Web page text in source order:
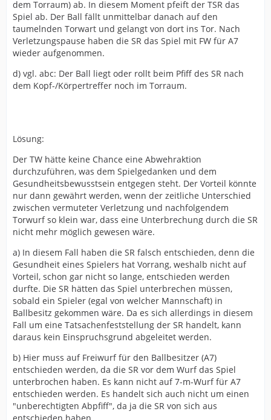
dem Torraum) ab. In diesem Moment pfeift der TSR das
Spiel ab. Der Ball fällt unmittelbar danach auf den
taumelnden Torwart und gelangt von dort ins Tor. Nach
Verletzungspause haben die SR das Spiel mit FW für A7
wieder aufgenommen.
d) vgl. abc: Der Ball liegt oder rollt beim Pfiff des SR nach
dem Kopf-/Körpertreffer noch im Torraum.
Lösung:
Der TW hätte keine Chance eine Abwehraktion
durchzuführen, was dem Spielgedanken und dem
Gesundheitsbewusstsein entgegen steht. Der Vorteil könnte
nur dann gewährt werden, wenn der zeitliche Unterschied
zwischen vermuteter Verletzung und nachfolgendem
Torwurf so klein war, dass eine Unterbrechung durch die SR
nicht mehr möglich gewesen wäre.
a) In diesem Fall haben die SR falsch entschieden, denn die
Gesundheit eines Spielers hat Vorrang, weshalb nicht auf
Vorteil, schon gar nicht so lange, entschieden werden
durfte. Die SR hätten das Spiel unterbrechen müssen,
sobald ein Spieler (egal von welcher Mannschaft) in
Ballbesitz gekommen wäre. Da es sich allerdings in diesem
Fall um eine Tatsachenfeststellung der SR handelt, kann
daraus kein Einspruchsgrund abgeleitet werden.
b) Hier muss auf Freiwurf für den Ballbesitzer (A7)
entschieden werden, da die SR vor dem Wurf das Spiel
unterbrochen haben. Es kann nicht auf 7-m-Wurf für A7
entschieden werden. Es handelt sich auch nicht um einen
"unberechtigten Abpfiff", da ja die SR von sich aus